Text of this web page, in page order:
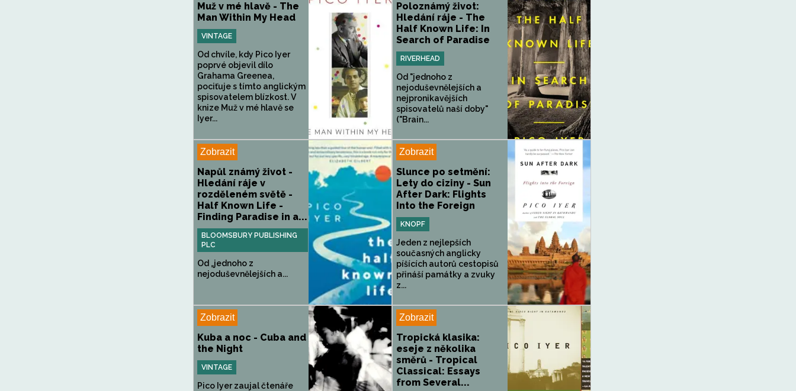
Muž v mé hlavě - The
Man Within My Head
VINTAGE
Od chvíle, kdy Pico Iyer
poprvé objevil dílo
Grahama Greenea,
pociťuje s tímto anglickým
spisovatelem blízkost. V
knize Muž v mé hlavě se
Iyer...
Poloznámý život:
Hledání ráje - The
Half Known Life: In
Search of Paradise
RIVERHEAD
Od "jednoho z
nejoduševnělejších a
nejpronikavějších
spisovatelů naší doby"
("Brain...
Zobrazit
Napůl známý život -
Hledání ráje v
rozděleném světě -
Half Known Life -
Finding Paradise in a...
BLOOMSBURY PUBLISHING
PLC
Od „jednoho z
nejoduševnělejších a...
Zobrazit
Slunce po setmění:
Lety do ciziny - Sun
After Dark: Flights
Into the Foreign
KNOPF
Jeden z nejlepších
současných anglicky
píšících autorů cestopisů
přináší památky a zvuky
z...
Zobrazit
Kuba a noc - Cuba and
the Night
VINTAGE
Pico Iyer zaujal čtenáře
Zobrazit
Tropická klasika:
eseje z několika
směrů - Tropical
Classical: Essays
from Several...